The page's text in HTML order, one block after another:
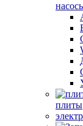
плиты